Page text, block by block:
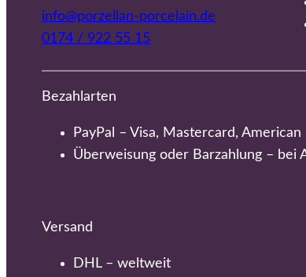
info@porzellan-porcelain.de
0174 / 922 55 15
Bezahlarten
PayPal – Visa, Mastercard,
Überweisung oder Barzahlung – bei
Versand
DHL – weltweit